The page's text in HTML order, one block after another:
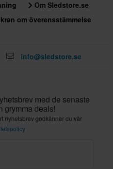
Om Sledstore.se
om överensstämmelse
info@sledstore.se
med de senaste
grymma deals!
nyhetsbrev godkänner du vår